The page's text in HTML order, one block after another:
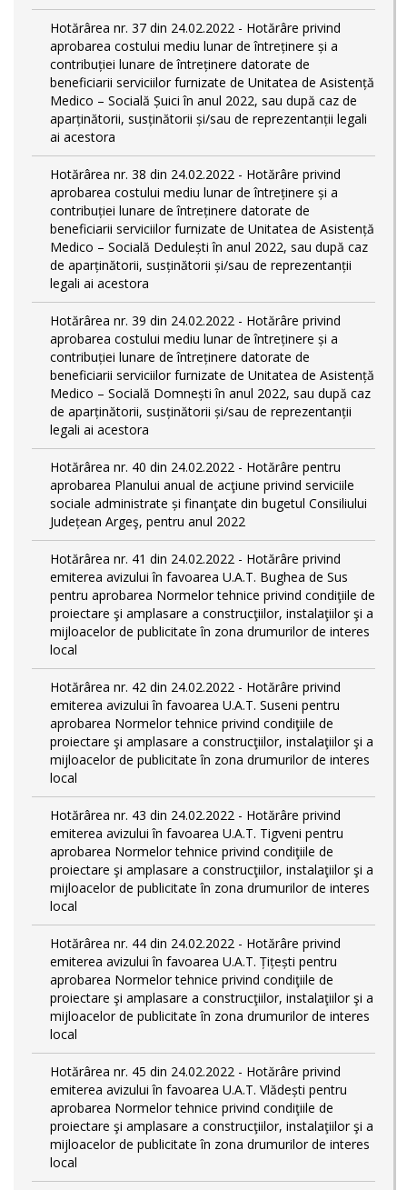
Hotărârea nr. 37 din 24.02.2022 - Hotărâre privind
aprobarea costului mediu lunar de întreținere și a
contribuției lunare de întreținere datorate de
beneficiarii serviciilor furnizate de Unitatea de Asistență
Medico – Socială Șuici în anul 2022, sau după caz de
aparținătorii, susținătorii și/sau de reprezentanții legali
ai acestora
Hotărârea nr. 38 din 24.02.2022 - Hotărâre privind
aprobarea costului mediu lunar de întreținere și a
contribuției lunare de întreținere datorate de
beneficiarii serviciilor furnizate de Unitatea de Asistență
Medico – Socială Dedulești în anul 2022, sau după caz
de aparținătorii, susținătorii și/sau de reprezentanții
legali ai acestora
Hotărârea nr. 39 din 24.02.2022 - Hotărâre privind
aprobarea costului mediu lunar de întreținere și a
contribuției lunare de întreținere datorate de
beneficiarii serviciilor furnizate de Unitatea de Asistență
Medico – Socială Domnești în anul 2022, sau după caz
de aparținătorii, susținătorii și/sau de reprezentanții
legali ai acestora
Hotărârea nr. 40 din 24.02.2022 - Hotărâre pentru
aprobarea Planului anual de acţiune privind serviciile
sociale administrate și finanţate din bugetul Consiliului
Județean Argeş, pentru anul 2022
Hotărârea nr. 41 din 24.02.2022 - Hotărâre privind
emiterea avizului în favoarea U.A.T. Bughea de Sus
pentru aprobarea Normelor tehnice privind condiţiile de
proiectare şi amplasare a construcţiilor, instalaţiilor şi a
mijloacelor de publicitate în zona drumurilor de interes
local
Hotărârea nr. 42 din 24.02.2022 - Hotărâre privind
emiterea avizului în favoarea U.A.T. Suseni pentru
aprobarea Normelor tehnice privind condiţiile de
proiectare şi amplasare a construcţiilor, instalaţiilor şi a
mijloacelor de publicitate în zona drumurilor de interes
local
Hotărârea nr. 43 din 24.02.2022 - Hotărâre privind
emiterea avizului în favoarea U.A.T. Tigveni pentru
aprobarea Normelor tehnice privind condiţiile de
proiectare şi amplasare a construcţiilor, instalaţiilor şi a
mijloacelor de publicitate în zona drumurilor de interes
local
Hotărârea nr. 44 din 24.02.2022 - Hotărâre privind
emiterea avizului în favoarea U.A.T. Țițești pentru
aprobarea Normelor tehnice privind condiţiile de
proiectare şi amplasare a construcţiilor, instalaţiilor şi a
mijloacelor de publicitate în zona drumurilor de interes
local
Hotărârea nr. 45 din 24.02.2022 - Hotărâre privind
emiterea avizului în favoarea U.A.T. Vlădești pentru
aprobarea Normelor tehnice privind condiţiile de
proiectare şi amplasare a construcţiilor, instalaţiilor şi a
mijloacelor de publicitate în zona drumurilor de interes
local